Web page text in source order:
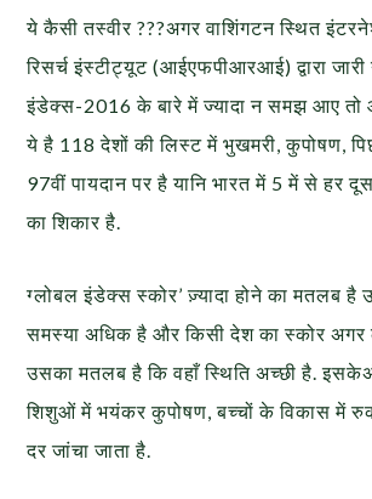
ये कैसी तस्वीर ???अगर वाशिंगटन स्थित
रिसर्च इंस्टीट्यूट (आईएफपीआरआई) द्वारा
इंडेक्स-2016 के बारे में ज्यादा न समझ आए तो
ये है 118 देशों की लिस्ट में भुखमरी, कुपोषण,
97वीं पायदान पर है यानि भारत में 5 में से हर
का शिकार है.
ग्लोबल इंडेक्स स्कोर’ ज़्यादा होने का मतलब
समस्या अधिक है और किसी देश का स्कोर अगर
उसका मतलब है कि वहाँ स्थिति अच्छी है. इसके
शिशुओं में भयंकर कुपोषण, बच्चों के विकास में
दर जांचा जाता है.